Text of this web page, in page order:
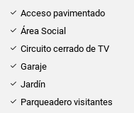
Acceso pavimentado
Área Social
Circuito cerrado de TV
Garaje
Jardín
Parqueadero visitantes